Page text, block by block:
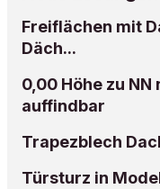
Freiflächen mit
Däch...
0,00 Höhe zu
auffindbar
Trapezblech
Türsturz in